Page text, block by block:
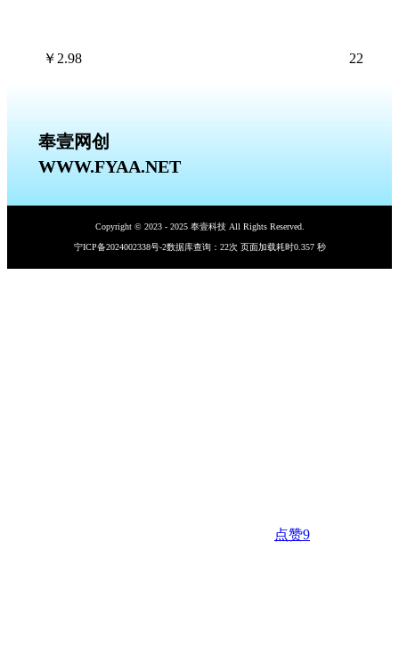
￥ 2.98 22
奉壹网创
WWW.FYAA.NET
Copyright © 2023 - 2025 奉壹科技 All Rights Reserved.
宁ICP备2024002338号-2数据库查询：22次 页面加载耗时0.357 秒
点赞9